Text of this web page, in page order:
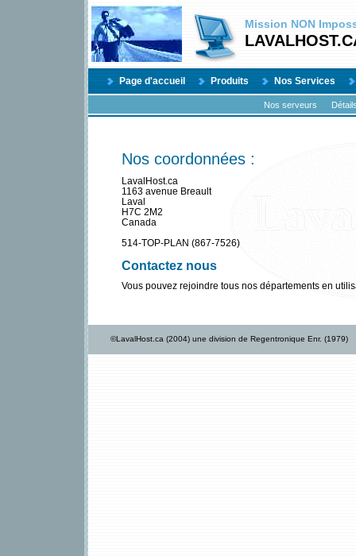
Mission NON
Page d'accueil Produits Nos Services
Nos serveurs
Nos coordonnées :
LavalHost.ca
1163 avenue Breault
Laval
H7C 2M2
Canada
514-TOP-PLAN (867-7526)
Contactez nous
Vous pouvez rejoindre tous nos départements en
©LavalHost.ca (2004) une division de Regentronique Enr. (1979)